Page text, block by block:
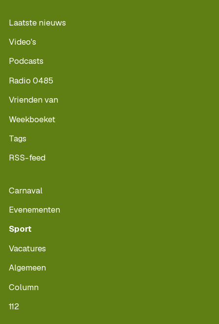
Laatste nieuws
Video's
Podcasts
Radio 0485
Vrienden van
Weekboeket
Tags
RSS-feed
Carnaval
Evenementen
Sport
Vacatures
Algemeen
Column
112